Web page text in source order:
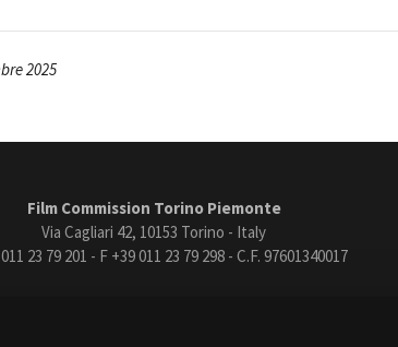
2025
Film Commission Torino Piemonte
Via Cagliari 42, 10153 Torino - Italy
23 79 201 - F +39 011 23 79 298 - C.F. 97601340017